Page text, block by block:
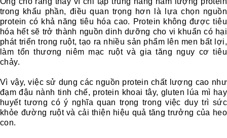
trong khẩu phần, điều quan trọng hơn là lựa chọn nguồn
protein có khả năng tiêu hóa cao. Protein không được tiêu
hóa hết sẽ trở thành nguồn dinh dưỡng cho vi khuẩn có hại
phát triển trong ruột, tạo ra nhiều sản phẩm lên men bất lợi,
làm tổn thương niêm mạc ruột và gia tăng nguy cơ tiêu
chảy.
Vì vậy, việc sử dụng các nguồn protein chất lượng cao như
đạm đậu nành tinh chế, protein khoai tây, gluten lúa mì hay
huyết tương có ý nghĩa quan trọng trong việc duy trì sức
khỏe đường ruột và cải thiện hiệu quả tăng trưởng của heo
con.